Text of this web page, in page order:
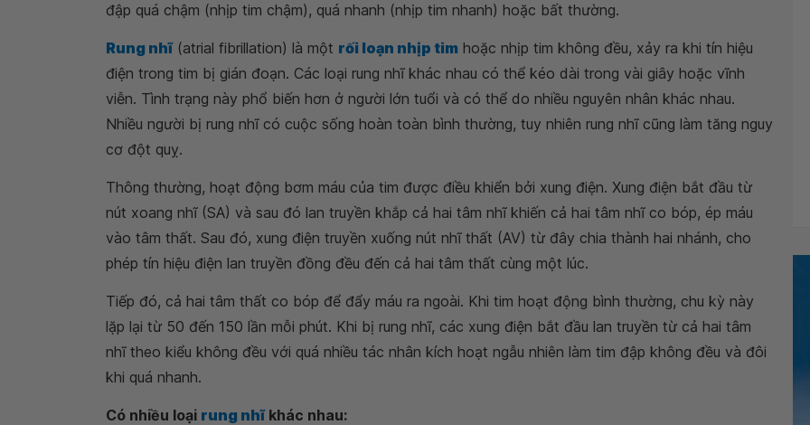
đập quá chậm (nhịp tim chậm), quá nhanh (nhịp tim nhanh) hoặc bất thường.
Rung nhĩ(atrial fibrillation) là một rối loạn nhịp tim hoặc nhịp tim không đều, xảy ra khi tín hiệu
điện trong tim bị gián đoạn. Các loại rung nhĩ khác nhau có thể kéo dài trong vài giây hoặc vĩnh
viễn. Tình trạng này phổ biến hơn ở người lớn tuổi và có thể do nhiều nguyên nhân khác nhau.
Nhiều người bị rung nhĩ có cuộc sống hoàn toàn bình thường, tuy nhiên rung nhĩ cũng làm tăng nguy
cơ đột quỵ.
Thông thường, hoạt động bơm máu của tim được điều khiển bởi xung điện. Xung điện bắt đầu từ
nút xoang nhĩ (SA) và sau đó lan truyền khắp cả hai tâm nhĩ khiến cả hai tâm nhĩ co bóp, ép máu
vào tâm thất. Sau đó, xung điện truyền xuống nút nhĩ thất (AV) từ đây chia thành hai nhánh, cho
phép tín hiệu điện lan truyền đồng đều đến cả hai tâm thất cùng một lúc.
Tiếp đó, cả hai tâm thất co bóp để đẩy máu ra ngoài. Khi tim hoạt động bình thường, chu kỳ này
lặp lại từ 50 đến 150 lần mỗi phút. Khi bị rung nhĩ, các xung điện bắt đầu lan truyền từ cả hai tâm
nhĩ theo kiểu không đều với quá nhiều tác nhân kích hoạt ngẫu nhiên làm tim đập không đều và đôi
khi quá nhanh.
Có nhiều loại rung nhĩkhác nhau: